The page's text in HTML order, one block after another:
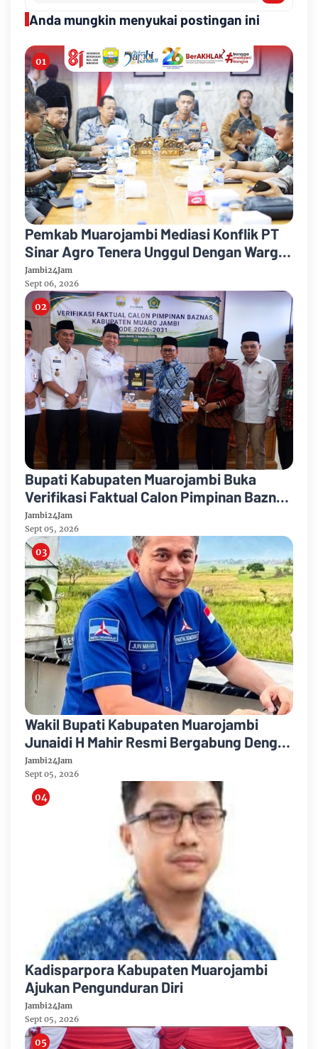
Anda mungkin menyukai postingan ini
Pemkab Muarojambi Mediasi Konflik PT
Sinar Agro Tenera Unggul Dengan Warga
Sipin Teluk Duren
Jambi24Jam
Sept 06, 2026
Bupati Kabupaten Muarojambi Buka
Verifikasi Faktual Calon Pimpinan Baznas
Tahun 2026-2031
Jambi24Jam
Sept 05, 2026
Wakil Bupati Kabupaten Muarojambi
Junaidi H Mahir Resmi Bergabung Dengan
Partai Demikrat
Jambi24Jam
Sept 05, 2026
Kadisparpora Kabupaten Muarojambi
Ajukan Pengunduran Diri
Jambi24Jam
Sept 05, 2026